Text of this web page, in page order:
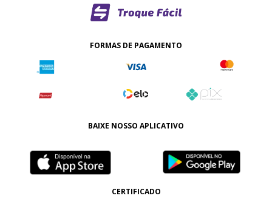
FORMAS DE PAGAMENTO
BAIXE NOSSO APLICATIVO
CERTIFICADO